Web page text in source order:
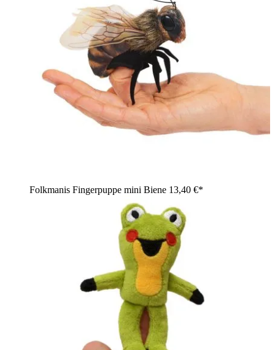
Folkmanis Fingerpuppe mini Biene 13,40 €*